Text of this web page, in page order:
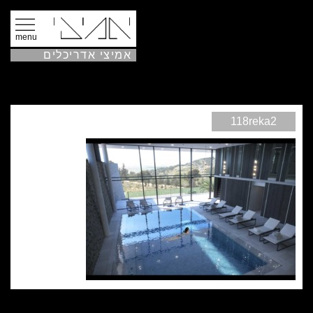
אמיצי אדריכלים
menu
118reka2